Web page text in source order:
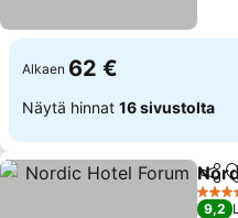
Alkaen 62 €
Näytä hinnat 16 sivustolta
Jaa
4
9,2